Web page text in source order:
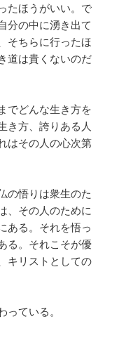
たほうがいい。で
分の中に湧き出て
そちらに行ったほ
道は貴くないのだ
でどんな生き方を
き方、誇りある人
はその人の心次第
の悟りは衆生のた
、その人のために
ある。それを悟っ
る。それこそが優
キリストとしての
ている。